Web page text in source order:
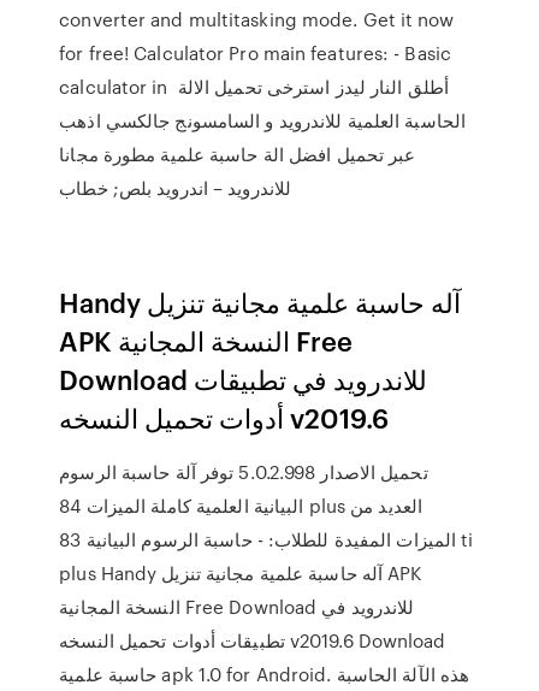
converter and multitasking mode. Get it now
for free! Calculator Pro main features: - Basic
calculator in أطلق النار ليدز استرخى تحميل الالة
الحاسبة العلمية للاندرويد و السامسونج جالكسي اذهب
عبر تحميل افضل الة حاسبة علمية مطورة مجانا
Handy آله حاسبة علمية مجانية تنزيل
APK النسخة المجانية Free
Download للاندرويد في تطبيقات
أدوات تحميل النسخه v2019.6
تحميل الاصدار 5.0.2.998 توفر آلة حاسبة الرسوم
البيانية العلمية كاملة الميزات 84 plus العديد من
الميزات المفيدة للطلاب: - حاسبة الرسوم البيانية 83 ti
plus Handy آله حاسبة علمية مجانية تنزيل APK
النسخة المجانية Free Download للاندرويد في
تطبيقات أدوات تحميل النسخه v2019.6 Download
حاسبة علمية apk 1.0 for Android. هذه الآلة الحاسبة